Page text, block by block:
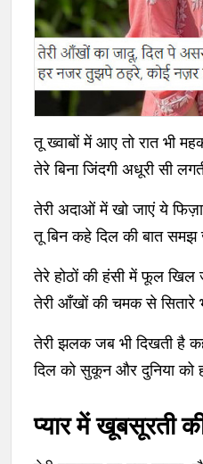
तू ख्वाबों में आए तो रात भी
तेरे बिना जिंदगी अधूरी सी
तेरी अदाओं में खो जाएं ये
तू बिन कहे दिल की बात समझ
तेरे होठों की हंसी में फूल
तेरी आँखों की चमक से सितारे
तेरी झलक जब भी दिखती है
दिल को सुकून और दुनिया को
प्यार में खूबसूरती